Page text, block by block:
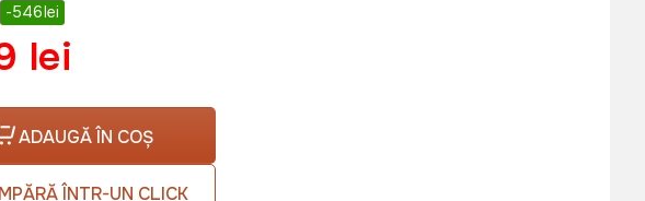
-546lei
lei
ADAUGĂ ÎN COȘ
ÎNTR-UN CLICK